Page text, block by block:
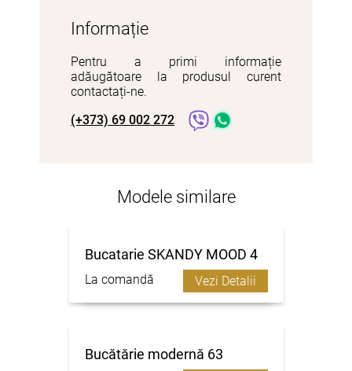
Informație
Pentru a primi informație
adăugătoare la produsul curent
contactați-ne.
(+373) 69 002 272
Modele similare
Bucatarie SKANDY MOOD 4
La comandă Vezi Detalii
Bucătărie modernă 63